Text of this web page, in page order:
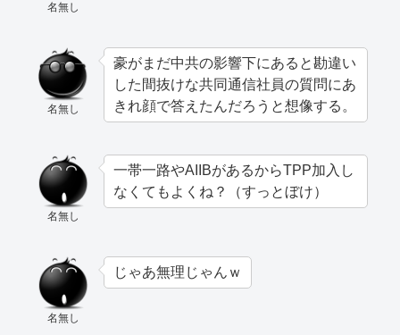
名無し
名無し
豪がまだ中共の影響下にあると勘違い
した間抜けな共同通信社員の質問にあ
きれ顔で答えたんだろうと想像する。
名無し
一帯一路やAIIBがあるからTPP加入し
なくてもよくね？（すっとぼけ）
名無し
じゃあ無理じゃんｗ